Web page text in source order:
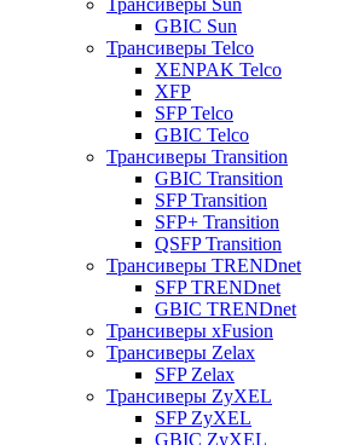
Трансиверы Sun
GBIC Sun
Трансиверы Telco
XENPAK Telco
XFP
SFP Telco
GBIC Telco
Трансиверы Transition
GBIC Transition
SFP Transition
SFP+ Transition
QSFP Transition
Трансиверы TRENDnet
SFP TRENDnet
GBIC TRENDnet
Трансиверы xFusion
Трансиверы Zelax
SFP Zelax
Трансиверы ZyXEL
SFP ZyXEL
GBIC ZyXEL